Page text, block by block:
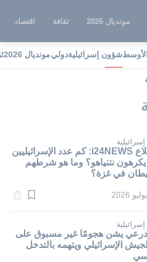
مونديال 2026 ثقافة اقتصاد
شؤون إسرائيليةدوليمونديال 2026
استطلاع i24NEWS: كم عدد الإسرائيليين
يكرهون نتنياهو؟ وما هو شرطهم
في غزة؟
درعي يشن هجومًا غير مسبوق على
الإسرائيلي ويتهمه بالتدخل